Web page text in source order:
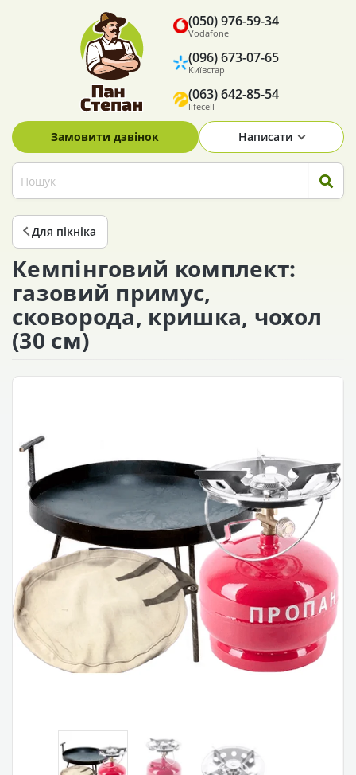
Vodafone
(050) 976-59-34
Київстар
(096) 673-07-65
lifecell
(063) 642-85-54
Замовити дзвінок Написати
Для пікніка
Кемпінговий комплект:
газовий примус,
сковорода, кришка, чохол
(30 см)